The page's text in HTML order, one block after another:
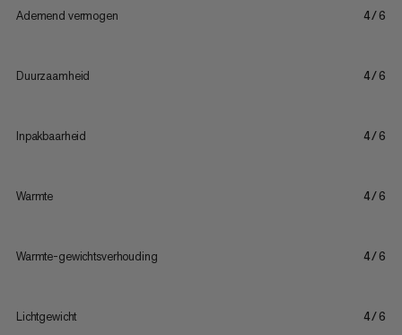
Ademend vermogen 4/6
Duurzaamheid 4/6
Inpakbaarheid 4/6
Warmte 4/6
Warmte-gewichtsverhouding 4/6
Lichtgewicht 4/6